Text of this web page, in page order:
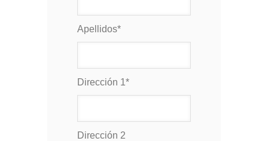
Apellidos*
Dirección 1*
Dirección 2